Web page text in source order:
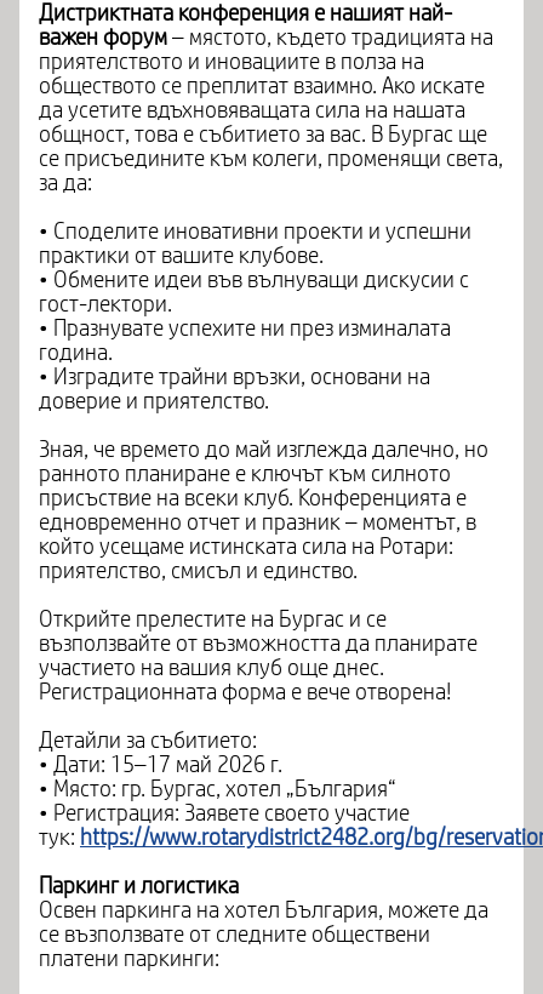
Дистриктната конференция е нашият най-
важен форум – мястото, където традицията на
приятелството и иновациите в полза на
обществото се преплитат взаимно. Ако искате
да усетите вдъхновяващата сила на нашата
общност, това е събитието за вас. В Бургас ще
се присъедините към колеги, променящи света,
за да:
• Споделите иновативни проекти и успешни
практики от вашите клубове.
• Обмените идеи във вълнуващи дискусии с
гост-лектори.
• Празнувате успехите ни през изминалата
година.
• Изградите трайни връзки, основани на
доверие и приятелство.
Зная, че времето до май изглежда далечно, но
ранното планиране е ключът към силното
присъствие на всеки клуб. Конференцията е
едновременно отчет и празник – моментът, в
който усещаме истинската сила на Ротари:
приятелство, смисъл и единство.
Открийте прелестите на Бургас и се
възползвайте от възможността да планирате
участието на вашия клуб още днес.
Регистрационната форма е вече отворена!
Детайли за събитието:
• Дати: 15–17 май 2026 г.
• Място: гр. Бургас, хотел „България“
• Регистрация: Заявете своето участие
тук: https://www.rotarydistrict2482.org/bg/
Паркинг и логистика
Освен паркинга на хотел България, можете да
се възползвате от следните обществени
платени паркинги: